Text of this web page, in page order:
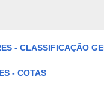
- CLASSIFICAÇÃO
- COTAS